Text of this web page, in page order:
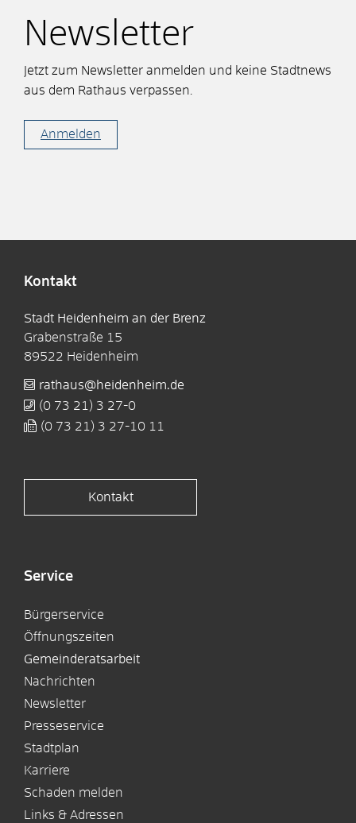
Newsletter
Jetzt zum Newsletter anmelden und keine Stadtnews
aus dem Rathaus verpassen.
Anmelden
Kontakt
Stadt Heidenheim an der Brenz
Grabenstraße 15
89522 Heidenheim
rathaus@heidenheim.de
(0 73 21) 3 27-0
(0 73 21) 3 27-10 11
Kontakt
Service
Bürgerservice
Öffnungszeiten
Gemeinderatsarbeit
Nachrichten
Newsletter
Presseservice
Stadtplan
Karriere
Schaden melden
Links & Adressen